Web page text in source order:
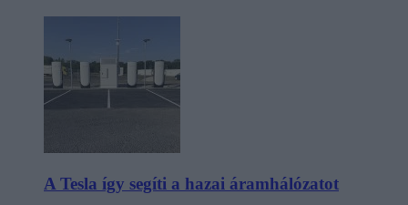
A Tesla így segíti a hazai áramhálózatot